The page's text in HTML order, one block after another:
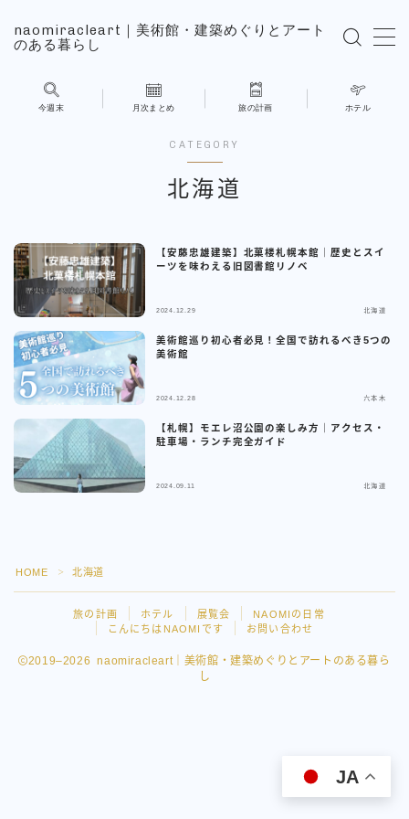
naomiracleart｜美術館・建築めぐりとアート
のある暮らし
NAOMIの日常
こんにちはNAOMIです
お問い合わせ
Follow Me
今週末 月次まとめ 旅の計画 ホテル
CATEGORY
北海道
【安藤忠雄建築】北菓楼札幌本館｜歴史とスイ
ーツを味わえる旧図書館リノベ
2024.12.29 北海道
美術館巡り初心者必見！全国で訪れるべき5つの
美術館
2024.12.28 六本木
【札幌】モエレ沼公園の楽しみ方｜アクセス・
駐車場・ランチ完全ガイド
2024.09.11 北海道
HOME ＞ 北海道
旅の計画 ホテル 展覧会
NAOMIの日常
こんにちはNAOMIです
お問い合わせ
2019–2026 naomiracleart｜美術館・建築めぐりとアートのある暮ら
し
JA